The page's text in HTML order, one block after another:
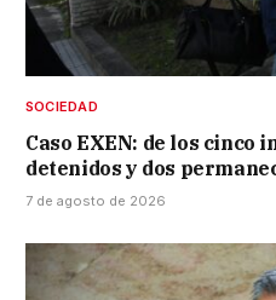
SOCIEDAD
Caso EXEN: de los cinco
detenidos y dos
7 de agosto de 2026